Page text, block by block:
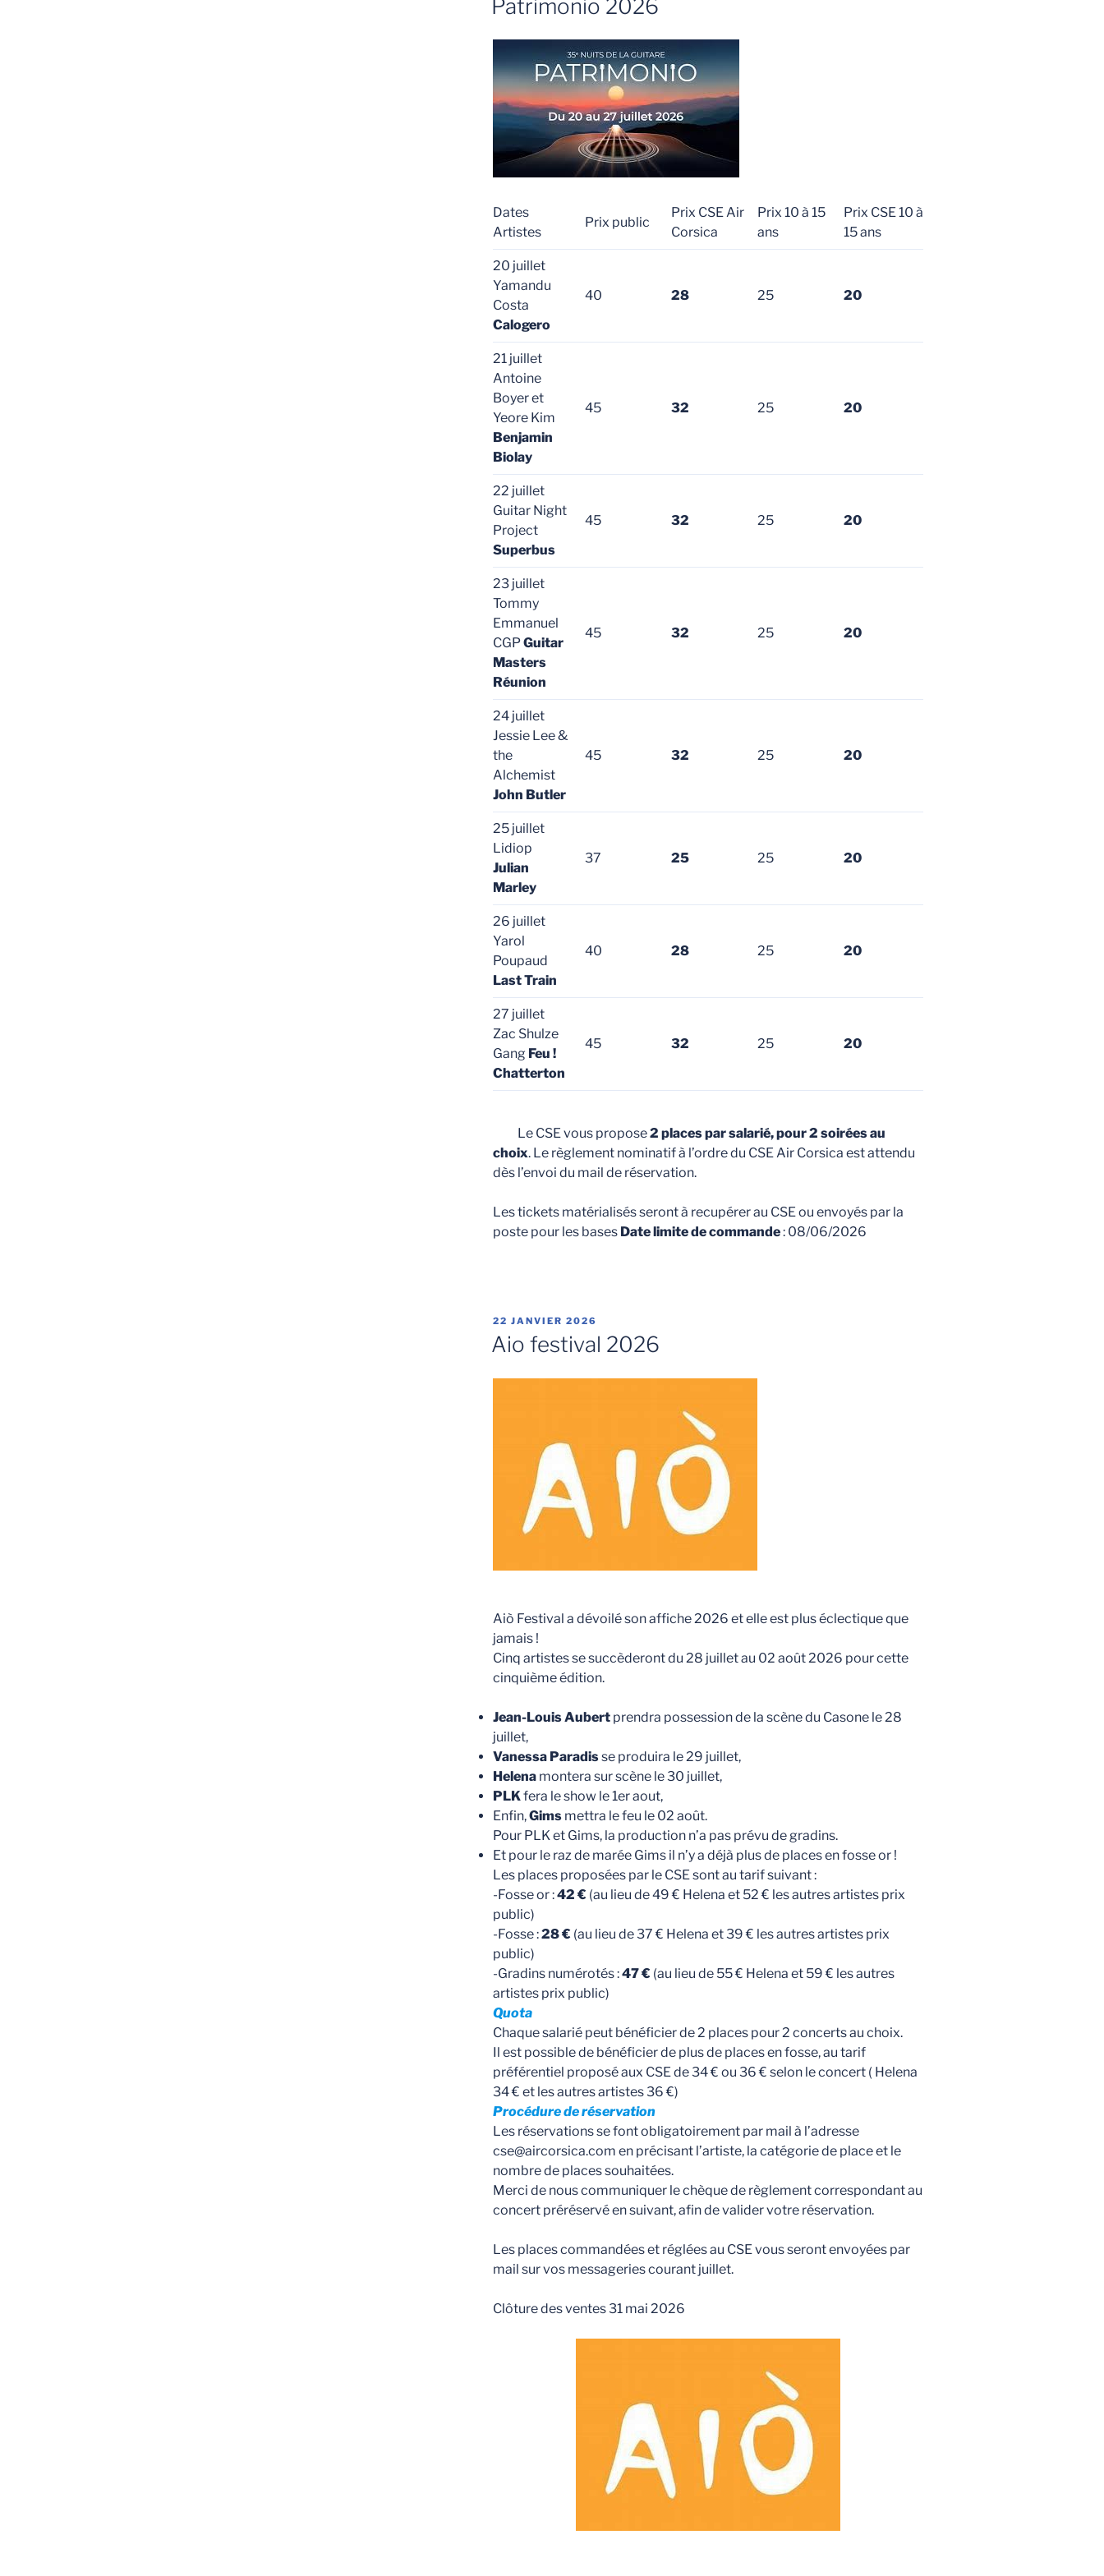
Patrimonio 2026
Dates
Artistes
Prix public
Prix CSE Air
Corsica
Prix 10 à 15
ans
Prix CSE 10 à
15 ans
20 juillet
Yamandu
Costa
Calogero
40 28 25 20
21 juillet
Antoine
Boyer et
Yeore Kim
Benjamin
Biolay
45 32 25 20
22 juillet
Guitar Night
Project
Superbus
45 32 25 20
23 juillet
Tommy
Emmanuel
CGPGuitar
Masters
Réunion
45 32 25 20
24 juillet
Jessie Lee &
the
Alchemist
John Butler
45 32 25 20
25 juillet
Lidiop
Julian
Marley
37 25 25 20
26 juillet
Yarol
Poupaud
Last Train
40 28 25 20
27 juillet
Zac Shulze
Gang Feu !
Chatterton
45 32 25 20
Le CSE vous propose2 places par salarié, pour 2 soirées au
choix. Le règlement nominatif à l’ordre du CSE Air Corsica est attendu
dès l’envoi du mail de réservation.
Les tickets matérialisés seront à recupérer au CSE ou envoyés par la
poste pour les bases Date limite de commande: 08/06/2026
PUBLIÉ
LE
22 JANVIER 2026
Aio festival 2026
Aiò Festival a dévoilé son affiche 2026 et elle est plus éclectique que
jamais !
Cinq artistes se succèderont du 28 juillet au 02 août 2026 pour cette
cinquième édition.
Jean-Louis Aubertprendra possession de la scène du Casone le 28
juillet,
Vanessa Paradisse produira le 29 juillet,
Helenamontera sur scène le 30 juillet,
PLKfera le show le 1er aout,
Enfin,Gims mettra le feu le 02 août.
Pour PLK et Gims, la production n’a pas prévu de gradins.
Et pour le raz de marée Gims il n’y a déjà plus de places en fosse or !
Les places proposées par le CSE sont au tarif suivant :
-Fosse or :42 € (au lieu de 49 € Helena et 52 € les autres artistes prix
public)
-Fosse :28 € (au lieu de 37 € Helena et 39 € les autres artistes prix
public)
-Gradins numérotés :47 € (au lieu de 55 € Helena et 59 € les autres
artistes prix public)
Quota
Chaque salarié peut bénéficier de 2 places pour 2 concerts au choix.
Il est possible de bénéficier de plus de places en fosse, au tarif
préférentiel proposé aux CSE de 34 € ou 36 € selon le concert ( Helena
34 € et les autres artistes 36 €)
Procédure de réservation
Les réservations se font obligatoirement par mail à l’adresse
cse@aircorsica.com en précisant l’artiste, la catégorie de place et le
nombre de places souhaitées.
Merci de nous communiquer le chèque de règlement correspondant au
concert préréservé en suivant, afin de valider votre réservation.
Les places commandées et réglées au CSE vous seront envoyées par
mail sur vos messageries courant juillet.
Clôture des ventes 31 mai 2026